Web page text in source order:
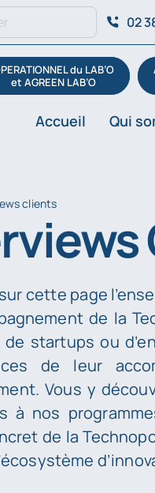
02
du LAB’O
et AGREEN LAB’O
Accueil Qui
clients
cette page
de la
startups ou
de leur
Vous y
à nos
de la